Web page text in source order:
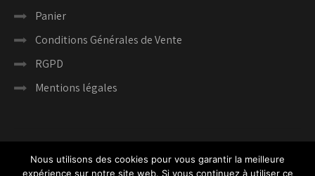
Panier
Conditions Générales de Vente
RGPD
Mentions légales
Nous utilisons des cookies pour vous garantir la meilleure
expérience sur notre site web. Si vous continuez à utiliser ce